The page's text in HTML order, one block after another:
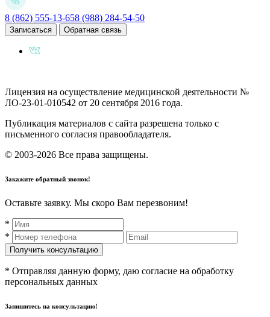
8 (862) 555-13-658 (988) 284-54-50
Записаться Обратная связь
Лицензия на осуществление медицинской деятельности №
ЛО-23-01-010542 от 20 сентября 2016 года.
Публикация материалов с сайта разрешена только с
письменного согласия правообладателя.
© 2003-2026 Все права защищены.
Закажите обратный звонок!
Оставьте заявку. Мы скоро Вам перезвоним!
*
*
* Отправляя данную форму, даю согласие на обработку
персональных данных
Запишитесь на консультацию!